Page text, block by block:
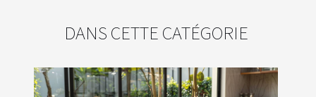
DANS CETTE CATÉGORIE